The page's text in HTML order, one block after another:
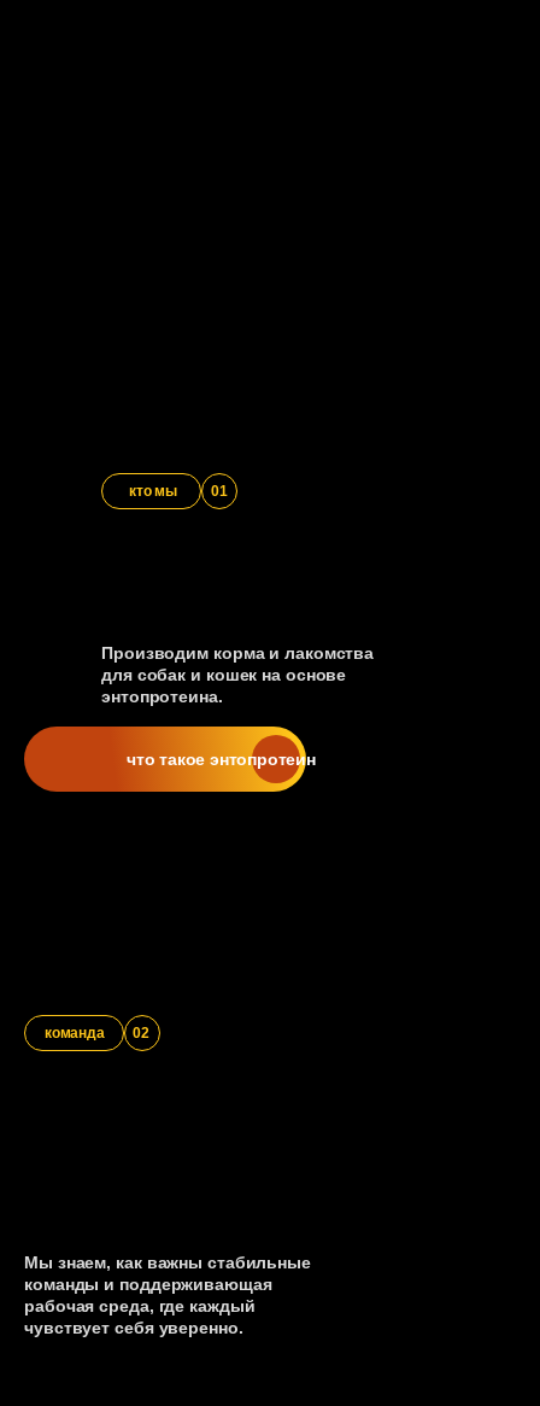
01
кто мы
Производим корма и лакомства
для собак и кошек на основе
энтопротеина.
что такое энтопротеин
02
команда
Мы знаем, как важны стабильные
команды и поддерживающая
рабочая среда, где каждый
чувствует себя уверенно.